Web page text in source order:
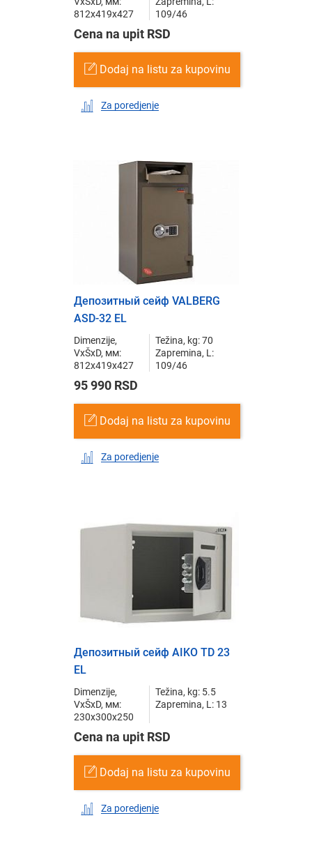
812x419x427
109/46
Cena na upit RSD
Dodaj na listu za kupovinu
Za poredjenje
Депозитный сейф VALBERG
ASD-32 EL
Dimenzije,
VxŠxD, мм:
812x419x427
Težina, kg: 70
Zapremina, L:
109/46
95 990 RSD
Dodaj na listu za kupovinu
Za poredjenje
Депозитный сейф AIKO TD 23
EL
Dimenzije,
VxŠxD, мм:
230x300x250
Težina, kg: 5.5
Zapremina, L: 13
Cena na upit RSD
Dodaj na listu za kupovinu
Za poredjenje